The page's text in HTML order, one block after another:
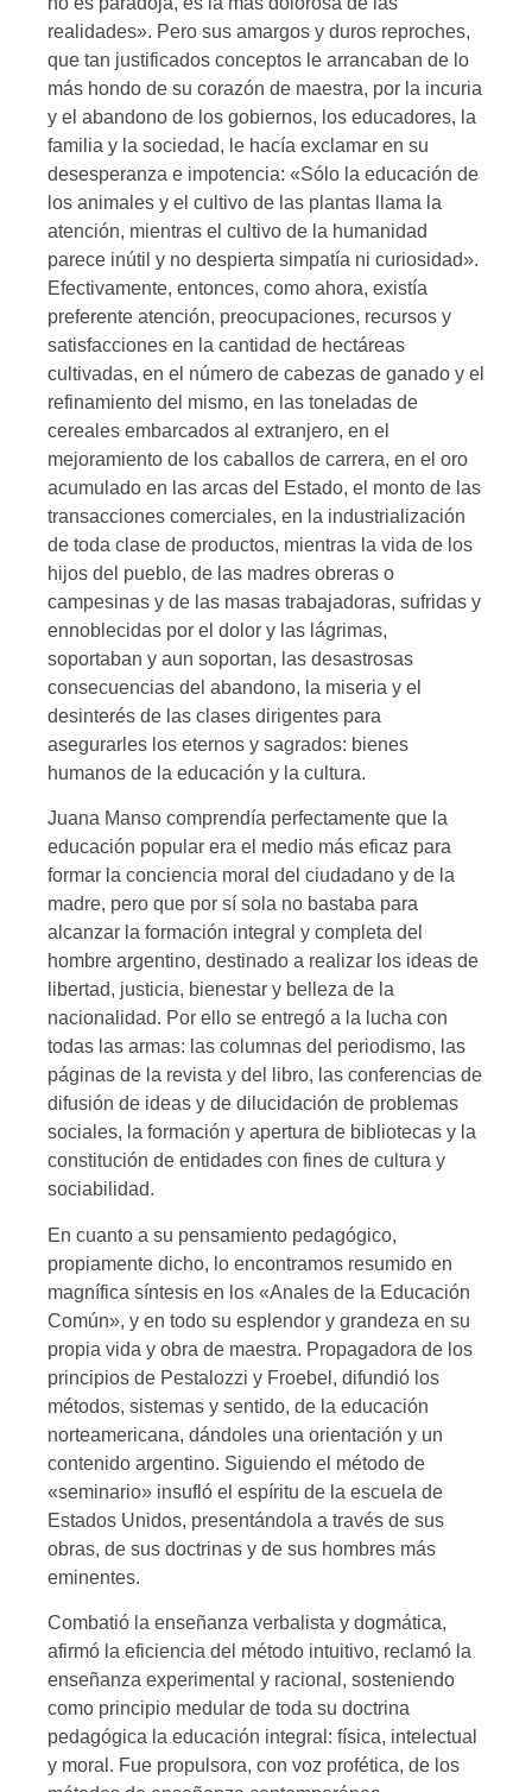
realidades». Pero sus amargos y duros reproches,
que tan justificados conceptos le arrancaban de lo
más hondo de su corazón de maestra, por la incuria
y el abandono de los gobiernos, los educadores, la
familia y la sociedad, le hacía exclamar en su
desesperanza e impotencia: «Sólo la educación de
los animales y el cultivo de las plantas llama la
atención, mientras el cultivo de la humanidad
parece inútil y no despierta simpatía ni curiosidad».
Efectivamente, entonces, como ahora, existía
preferente atención, preocupaciones, recursos y
satisfacciones en la cantidad de hectáreas
cultivadas, en el número de cabezas de ganado y el
refinamiento del mismo, en las toneladas de
cereales embarcados al extranjero, en el
mejoramiento de los caballos de carrera, en el oro
acumulado en las arcas del Estado, el monto de las
transacciones comerciales, en la industrialización
de toda clase de productos, mientras la vida de los
hijos del pueblo, de las madres obreras o
campesinas y de las masas trabajadoras, sufridas y
ennoblecidas por el dolor y las lágrimas,
soportaban y aun soportan, las desastrosas
consecuencias del abandono, la miseria y el
desinterés de las clases dirigentes para
asegurarles los eternos y sagrados: bienes
humanos de la educación y la cultura.
Juana Manso comprendía perfectamente que la
educación popular era el medio más eficaz para
formar la conciencia moral del ciudadano y de la
madre, pero que por sí sola no bastaba para
alcanzar la formación integral y completa del
hombre argentino, destinado a realizar los ideas de
libertad, justicia, bienestar y belleza de la
nacionalidad. Por ello se entregó a la lucha con
todas las armas: las columnas del periodismo, las
páginas de la revista y del libro, las conferencias de
difusión de ideas y de dilucidación de problemas
sociales, la formación y apertura de bibliotecas y la
constitución de entidades con fines de cultura y
sociabilidad.
En cuanto a su pensamiento pedagógico,
propiamente dicho, lo encontramos resumido en
magnífica síntesis en los «Anales de la Educación
Común», y en todo su esplendor y grandeza en su
propia vida y obra de maestra. Propagadora de los
principios de Pestalozzi y Froebel, difundió los
métodos, sistemas y sentido, de la educación
norteamericana, dándoles una orientación y un
contenido argentino. Siguiendo el método de
«seminario» insufló el espíritu de la escuela de
Estados Unidos, presentándola a través de sus
obras, de sus doctrinas y de sus hombres más
eminentes.
Combatió la enseñanza verbalista y dogmática,
afirmó la eficiencia del método intuitivo, reclamó la
enseñanza experimental y racional, sosteniendo
como principio medular de toda su doctrina
pedagógica la educación integral: física, intelectual
y moral. Fue propulsora, con voz profética, de los